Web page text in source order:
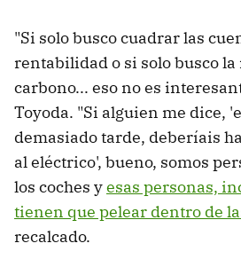
"Si solo busco cuadrar las
rentabilidad o si solo busco
carbono... eso no es
Toyoda. "Si alguien me dice,
demasiado tarde, deberíais
al eléctrico', bueno, somos
los coches yesas personas,
tienen que pelear dentro de
recalcado.